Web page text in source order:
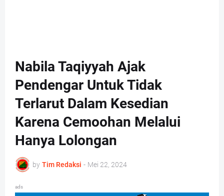
Nabila Taqiyyah Ajak
Pendengar Untuk Tidak
Terlarut Dalam Kesedian
Karena Cemoohan Melalui
Hanya Lolongan
by Tim Redaksi - Mei 22, 2024
ads